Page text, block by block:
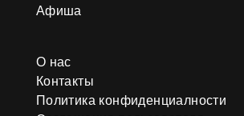
Афиша
О нас
Контакты
Политика конфиденциалности